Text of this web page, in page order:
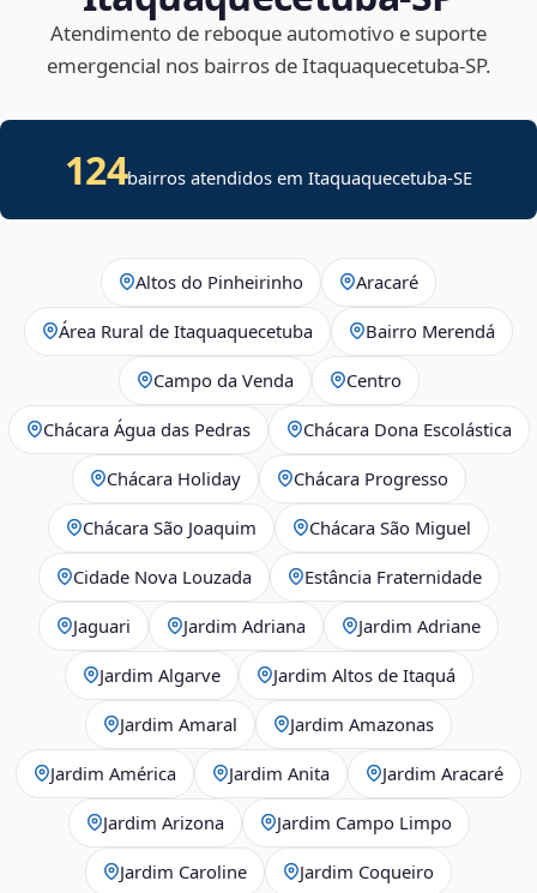
Atendimento de reboque automotivo e suporte
emergencial nos bairros de Itaquaquecetuba‑SP.
124bairros atendidos emItaquaquecetuba-SE
Altos do Pinheirinho Aracaré
Área Rural de Itaquaquecetuba Bairro Merendá
Campo da Venda Centro
Chácara Água das Pedras Chácara Dona Escolástica
Chácara Holiday Chácara Progresso
Chácara São Joaquim Chácara São Miguel
Cidade Nova Louzada Estância Fraternidade
Jaguari Jardim Adriana Jardim Adriane
Jardim Algarve Jardim Altos de Itaquá
Jardim Amaral Jardim Amazonas
Jardim América Jardim Anita Jardim Aracaré
Jardim Arizona Jardim Campo Limpo
Jardim Caroline Jardim Coqueiro